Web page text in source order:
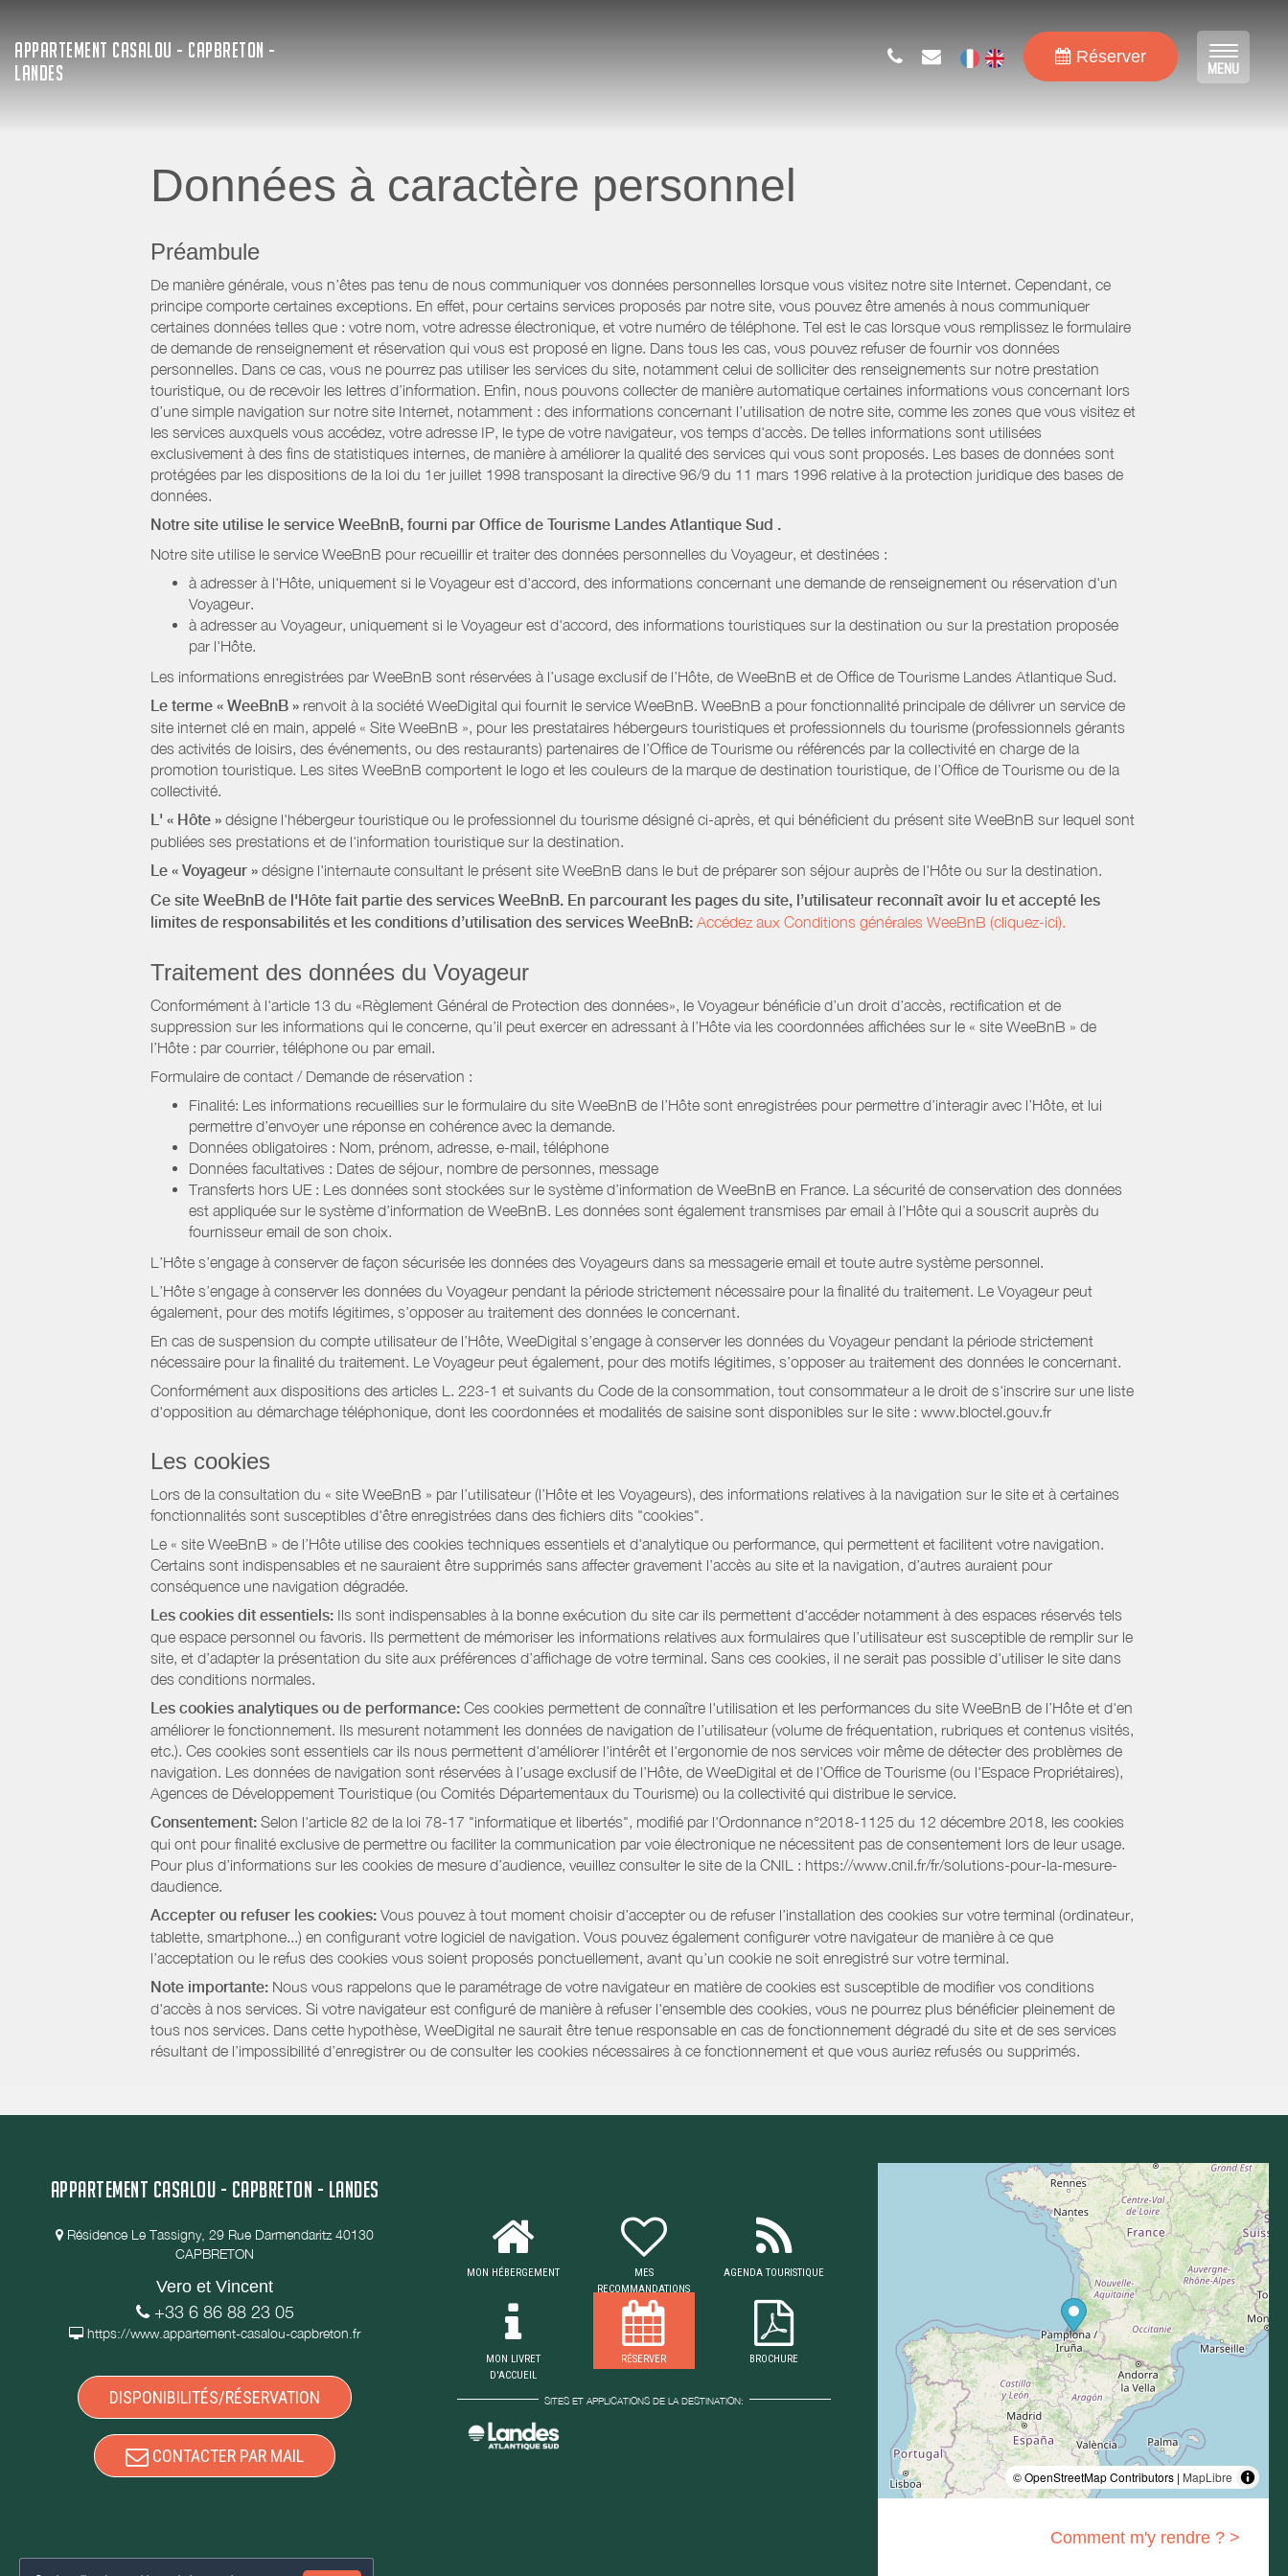
APPARTEMENT CASALOU - CAPBRETON -
LANDES
Réserver
Toggle
MENU
Données à caractère personnel
Préambule
De manière générale, vous n’êtes pas tenu de nous communiquer vos données personnelles lorsque vous visitez notre site Internet. Cependant, ce
principe comporte certaines exceptions. En effet, pour certains services proposés par notre site, vous pouvez être amenés à nous communiquer
certaines données telles que : votre nom, votre adresse électronique, et votre numéro de téléphone. Tel est le cas lorsque vous remplissez le formulaire
de demande de renseignement et réservation qui vous est proposé en ligne. Dans tous les cas, vous pouvez refuser de fournir vos données
personnelles. Dans ce cas, vous ne pourrez pas utiliser les services du site, notamment celui de solliciter des renseignements sur notre prestation
touristique, ou de recevoir les lettres d’information. Enfin, nous pouvons collecter de manière automatique certaines informations vous concernant lors
d’une simple navigation sur notre site Internet, notamment : des informations concernant l’utilisation de notre site, comme les zones que vous visitez et
les services auxquels vous accédez, votre adresse IP, le type de votre navigateur, vos temps d'accès. De telles informations sont utilisées
exclusivement à des fins de statistiques internes, de manière à améliorer la qualité des services qui vous sont proposés. Les bases de données sont
protégées par les dispositions de la loi du 1er juillet 1998 transposant la directive 96/9 du 11 mars 1996 relative à la protection juridique des bases de
données.
Notre site utilise le service WeeBnB, fourni par Office de Tourisme Landes Atlantique Sud .
Notre site utilise le service WeeBnB pour recueillir et traiter des données personnelles du Voyageur, et destinées :
à adresser à l'Hôte, uniquement si le Voyageur est d'accord, des informations concernant une demande de renseignement ou réservation d'un
Voyageur.
à adresser au Voyageur, uniquement si le Voyageur est d'accord, des informations touristiques sur la destination ou sur la prestation proposée
par l'Hôte.
Les informations enregistrées par WeeBnB sont réservées à l’usage exclusif de l’Hôte, de WeeBnB et de Office de Tourisme Landes Atlantique Sud.
Le terme « WeeBnB » renvoit à la société WeeDigital qui fournit le service WeeBnB. WeeBnB a pour fonctionnalité principale de délivrer un service de
site internet clé en main, appelé « Site WeeBnB », pour les prestataires hébergeurs touristiques et professionnels du tourisme (professionnels gérants
des activités de loisirs, des événements, ou des restaurants) partenaires de l’Office de Tourisme ou référencés par la collectivité en charge de la
promotion touristique. Les sites WeeBnB comportent le logo et les couleurs de la marque de destination touristique, de l’Office de Tourisme ou de la
collectivité.
L' « Hôte » désigne l'hébergeur touristique ou le professionnel du tourisme désigné ci-après, et qui bénéficient du présent site WeeBnB sur lequel sont
publiées ses prestations et de l'information touristique sur la destination.
Le « Voyageur » désigne l'internaute consultant le présent site WeeBnB dans le but de préparer son séjour auprès de l'Hôte ou sur la destination.
Ce site WeeBnB de l'Hôte fait partie des services WeeBnB. En parcourant les pages du site, l’utilisateur reconnaît avoir lu et accepté les
limites de responsabilités et les conditions d’utilisation des services WeeBnB: Accédez aux Conditions générales WeeBnB (cliquez-ici).
Traitement des données du Voyageur
Conformément à l'article 13 du «Règlement Général de Protection des données», le Voyageur bénéficie d’un droit d’accès, rectification et de
suppression sur les informations qui le concerne, qu’il peut exercer en adressant à l’Hôte via les coordonnées affichées sur le « site WeeBnB » de
l’Hôte : par courrier, téléphone ou par email.
Formulaire de contact / Demande de réservation :
Finalité: Les informations recueillies sur le formulaire du site WeeBnB de l’Hôte sont enregistrées pour permettre d’interagir avec l’Hôte, et lui
permettre d’envoyer une réponse en cohérence avec la demande.
Données obligatoires : Nom, prénom, adresse, e-mail, téléphone
Données facultatives : Dates de séjour, nombre de personnes, message
Transferts hors UE : Les données sont stockées sur le système d’information de WeeBnB en France. La sécurité de conservation des données
est appliquée sur le système d’information de WeeBnB. Les données sont également transmises par email à l’Hôte qui a souscrit auprès du
fournisseur email de son choix.
L’Hôte s’engage à conserver de façon sécurisée les données des Voyageurs dans sa messagerie email et toute autre système personnel.
L’Hôte s’engage à conserver les données du Voyageur pendant la période strictement nécessaire pour la finalité du traitement. Le Voyageur peut
également, pour des motifs légitimes, s’opposer au traitement des données le concernant.
En cas de suspension du compte utilisateur de l’Hôte, WeeDigital s’engage à conserver les données du Voyageur pendant la période strictement
nécessaire pour la finalité du traitement. Le Voyageur peut également, pour des motifs légitimes, s’opposer au traitement des données le concernant.
Conformément aux dispositions des articles L. 223-1 et suivants du Code de la consommation, tout consommateur a le droit de s'inscrire sur une liste
d'opposition au démarchage téléphonique, dont les coordonnées et modalités de saisine sont disponibles sur le site : www.bloctel.gouv.fr
Les cookies
Lors de la consultation du « site WeeBnB » par l’utilisateur (l’Hôte et les Voyageurs), des informations relatives à la navigation sur le site et à certaines
fonctionnalités sont susceptibles d'être enregistrées dans des fichiers dits "cookies".
Le « site WeeBnB » de l’Hôte utilise des cookies techniques essentiels et d'analytique ou performance, qui permettent et facilitent votre navigation.
Certains sont indispensables et ne sauraient être supprimés sans affecter gravement l’accès au site et la navigation, d’autres auraient pour
conséquence une navigation dégradée.
Les cookies dit essentiels: Ils sont indispensables à la bonne exécution du site car ils permettent d'accéder notamment à des espaces réservés tels
que espace personnel ou favoris. Ils permettent de mémoriser les informations relatives aux formulaires que l’utilisateur est susceptible de remplir sur le
site, et d’adapter la présentation du site aux préférences d’affichage de votre terminal. Sans ces cookies, il ne serait pas possible d'utiliser le site dans
des conditions normales.
Les cookies analytiques ou de performance: Ces cookies permettent de connaître l'utilisation et les performances du site WeeBnB de l’Hôte et d'en
améliorer le fonctionnement. Ils mesurent notamment les données de navigation de l’utilisateur (volume de fréquentation, rubriques et contenus visités,
etc.). Ces cookies sont essentiels car ils nous permettent d'améliorer l'intérêt et l'ergonomie de nos services voir même de détecter des problèmes de
navigation. Les données de navigation sont réservées à l’usage exclusif de l’Hôte, de WeeDigital et de l’Office de Tourisme (ou l'Espace Propriétaires),
Agences de Développement Touristique (ou Comités Départementaux du Tourisme) ou la collectivité qui distribue le service.
Consentement: Selon l'article 82 de la loi 78-17 "informatique et libertés", modifié par l'Ordonnance n°2018-1125 du 12 décembre 2018, les cookies
qui ont pour finalité exclusive de permettre ou faciliter la communication par voie électronique ne nécessitent pas de consentement lors de leur usage.
Pour plus d’informations sur les cookies de mesure d’audience, veuillez consulter le site de la CNIL : https://www.cnil.fr/fr/solutions-pour-la-mesure-
daudience.
Accepter ou refuser les cookies: Vous pouvez à tout moment choisir d’accepter ou de refuser l’installation des cookies sur votre terminal (ordinateur,
tablette, smartphone...) en configurant votre logiciel de navigation. Vous pouvez également configurer votre navigateur de manière à ce que
l’acceptation ou le refus des cookies vous soient proposés ponctuellement, avant qu’un cookie ne soit enregistré sur votre terminal.
Note importante: Nous vous rappelons que le paramétrage de votre navigateur en matière de cookies est susceptible de modifier vos conditions
d'accès à nos services. Si votre navigateur est configuré de manière à refuser l'ensemble des cookies, vous ne pourrez plus bénéficier pleinement de
tous nos services. Dans cette hypothèse, WeeDigital ne saurait être tenue responsable en cas de fonctionnement dégradé du site et de ses services
résultant de l’impossibilité d’enregistrer ou de consulter les cookies nécessaires à ce fonctionnement et que vous auriez refusés ou supprimés.
APPARTEMENT CASALOU - CAPBRETON - LANDES
Résidence Le Tassigny, 29 Rue Darmendaritz 40130
CAPBRETON
Vero et Vincent
+33 6 86 88 23 05
https://www.appartement-casalou-capbreton.fr
DISPONIBILITÉS/RÉSERVATION
CONTACTER PAR MAIL
MON HÉBERGEMENT
MES
RECOMMANDATIONS
AGENDA TOURISTIQUE
MON LIVRET
D'ACCUEIL
RÉSERVER BROCHURE
SITES ET APPLICATIONS DE LA DESTINATION:
© OpenStreetMap Contributors | MapLibre
Comment m'y rendre ? >